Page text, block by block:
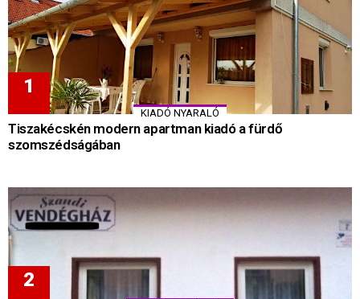
KIADÓ NYARALÓ
Tiszakécskén modern apartman kiadó a fürdő
szomszédságában